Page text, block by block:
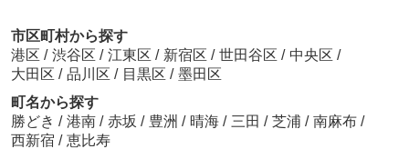
市区町村から探す
港区 / 渋谷区 / 江東区 / 新宿区 / 世田谷区 / 中央区 /
大田区 / 品川区 / 目黒区 / 墨田区
町名から探す
勝どき / 港南 / 赤坂 / 豊洲 / 晴海 / 三田 / 芝浦 / 南麻布 /
西新宿 / 恵比寿